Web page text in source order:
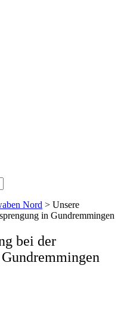
Nord > Unsere
in Gundremmingen
bei der